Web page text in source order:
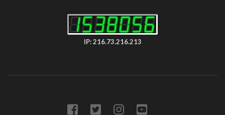
IP: 216.73.216.213